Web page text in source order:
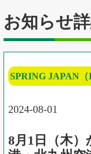
お知らせ
SPRING JAPAN
2024-08-01
8月1日（木